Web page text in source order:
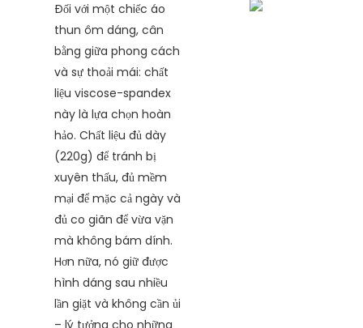
Đối với một chiếc áo
thun ôm dáng, cân
bằng giữa phong cách
và sự thoải mái: chất
liệu viscose-spandex
này là lựa chọn hoàn
hảo. Chất liệu đủ dày
(220g) để tránh bị
xuyên thấu, đủ mềm
mại để mặc cả ngày và
đủ co giãn để vừa vặn
mà không bám dính.
Hơn nữa, nó giữ được
hình dáng sau nhiều
lần giặt và không cần ủi